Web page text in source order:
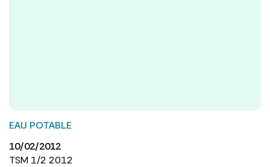
EAU POTABLE
10/02/2012
TSM 1/2 2012